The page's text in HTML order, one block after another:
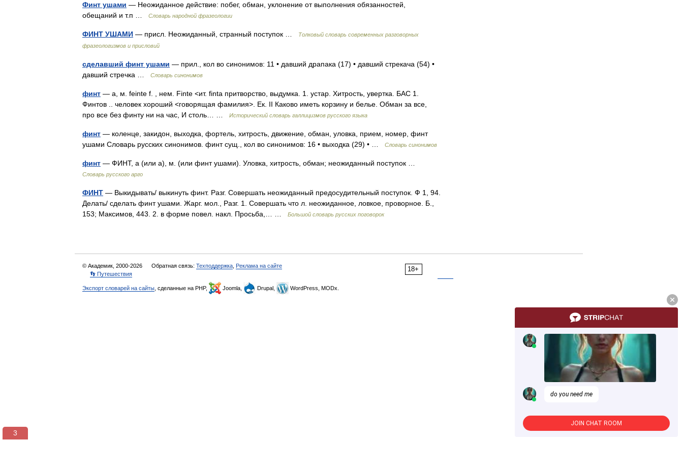
Финт ушами — Неожиданное действие: побег, обман, уклонение от выполнения обязанностей,
обещаний и т.п …
Словарь народной фразеологии
ФИНТ УШАМИ — присл. Неожиданный, странный поступок …
Толковый словарь современных разговорных
фразеологизмов и присловий
сделавший финт ушами — прил., кол во синонимов: 11 • давший драпака (17) • давший стрекача (54) •
давший стречка …
Словарь синонимов
финт — а, м. feinte f. , нем. Finte <ит. finta притворство, выдумка. 1. устар. Хитрость, увертка. БАС 1.
Финтов .. человек хороший <говорящая фамилия>. Ек. II Каково иметь корзину и белье. Обман за все,
про все без финту ни на час, И столь… …
Исторический словарь галлицизмов русского языка
финт — коленце, закидон, выходка, фортель, хитрость, движение, обман, уловка, прием, номер, финт
ушами Словарь русских синонимов. финт сущ., кол во синонимов: 16 • выходка (29) • …
Словарь синонимов
финт — ФИНТ, а (или а), м. (или финт ушами). Уловка, хитрость, обман; неожиданный поступок …
Словарь русского арго
ФИНТ — Выкидывать/ выкинуть финт. Разг. Совершать неожиданный предосудительный поступок. Ф 1, 94.
Делать/ сделать финт ушами. Жарг. мол., Разг. 1. Совершать что л. неожиданное, ловкое, проворное. Б.,
153; Максимов, 443. 2. в форме повел. накл. Просьба,… …
Большой словарь русских поговорок
18+
© Академик, 2000-2026 Обратная связь: Техподдержка Реклама на сайте
👣 Путешествия
Экспорт словарей на сайты , сделанные на PHP, Joomla, Drupal, WordPress, MODx.
3